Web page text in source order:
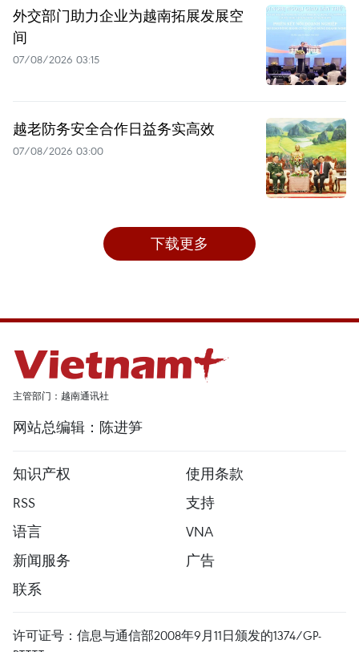
外交部门助力企业为越南拓展发展空
间
07/08/2026 03:15
越老防务安全合作日益务实高效
07/08/2026 03:00
下载更多
主管部门：越南通讯社
网站总编辑：陈进笋
知识产权
使用条款
RSS
支持
语言
VNA
新闻服务
广告
联系
许可证号：信息与通信部2008年9月11日颁发的1374/GP-